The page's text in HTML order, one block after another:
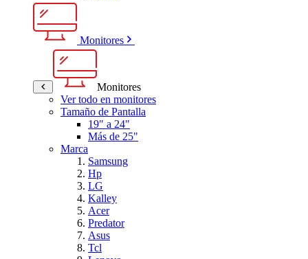
Monitores
Monitores
Ver todo en monitores
Tamaño de Pantalla
19" a 24"
Más de 25"
Marca
Samsung
Hp
LG
Kalley
Acer
Predator
Asus
Tcl